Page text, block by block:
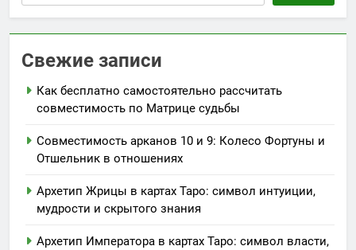
Свежие записи
Как бесплатно самостоятельно рассчитать
совместимость по Матрице судьбы
Совместимость арканов 10 и 9: Колесо Фортуны и
Отшельник в отношениях
Архетип Жрицы в картах Таро: символ интуиции,
мудрости и скрытого знания
Архетип Императора в картах Таро: символ власти,